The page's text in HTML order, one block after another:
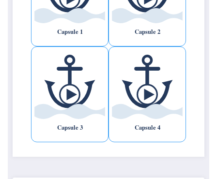
Capsule 1 Capsule 2
Capsule 3 Capsule 4